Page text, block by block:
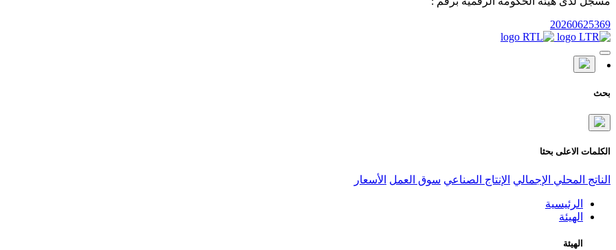
20260625369
بحث
الكلمات الاعلى بحثا
الناتج المحلي الإجمالي الإنتاج الصناعي سوق العمل الأسعار
الرئيسية
الهيئة
الهيئة